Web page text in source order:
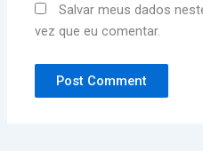
Salvar meus dados
vez que eu comentar.